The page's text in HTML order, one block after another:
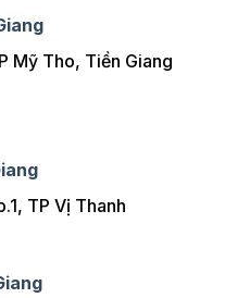
Mỹ Tho, Tiền Giang
TP Vị Thanh